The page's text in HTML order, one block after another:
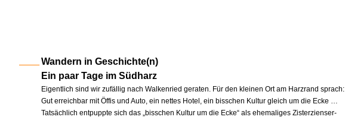
Wandern in Geschichte(n)
Ein paar Tage im Südharz
Eigentlich sind wir zufällig nach Walkenried geraten. Für den kleinen Ort am Harzrand sprach:
Gut erreichbar mit Öffis und Auto, ein nettes Hotel, ein bisschen Kultur gleich um die Ecke …
Tatsächlich entpuppte sich das „bisschen Kultur um die Ecke“ als ehemaliges Zisterzienser-